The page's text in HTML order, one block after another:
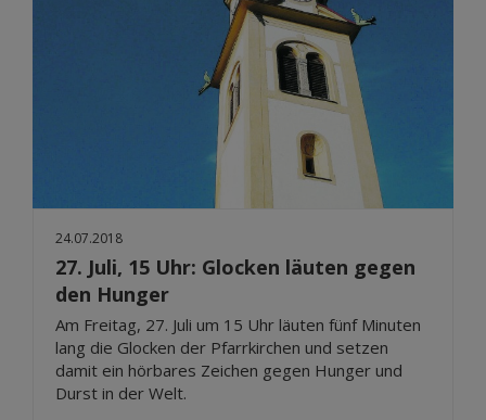
24.07.2018
27. Juli, 15 Uhr: Glocken läuten gegen
den Hunger
Am Freitag, 27. Juli um 15 Uhr läuten fünf Minuten
lang die Glocken der Pfarrkirchen und setzen
damit ein hörbares Zeichen gegen Hunger und
Durst in der Welt.